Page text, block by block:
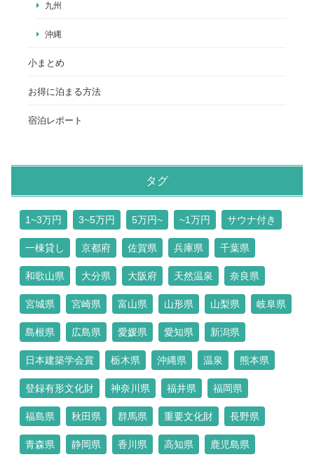
九州
沖縄
小まとめ
お得に泊まる方法
宿泊レポート
タグ
1~3万円 3~5万円 5万円~ ~1万円 サウナ付き
一棟貸し 京都府 佐賀県 兵庫県 千葉県
和歌山県 大分県 大阪府 天然温泉 奈良県
宮城県 宮崎県 富山県 山形県 山梨県 岐阜県
島根県 広島県 愛媛県 愛知県 新潟県
日本建築学会賞 栃木県 沖縄県 温泉 熊本県
登録有形文化財 神奈川県 福井県 福岡県
福島県 秋田県 群馬県 重要文化財 長野県
青森県 静岡県 香川県 高知県 鹿児島県